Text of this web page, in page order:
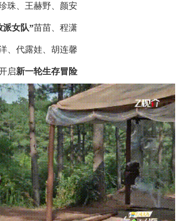
珠、王赫野、颜安
派女队”苗苗、程潇
、代露娃、胡连馨
启新一轮生存冒险